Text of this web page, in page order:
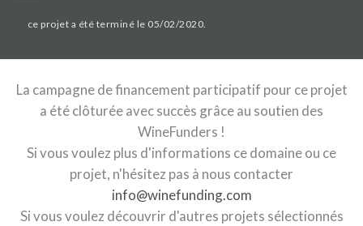
ce projet a été terminé le 05/02/2020.
La campagne de financement participatif pour ce projet
a été clôturée avec succès grâce au soutien des
WineFunders !
Si vous voulez plus d'informations ce domaine ou ce
projet, n'hésitez pas à nous contacter
info@winefunding.com
Si vous voulez découvrir d'autres projets sélectionnés